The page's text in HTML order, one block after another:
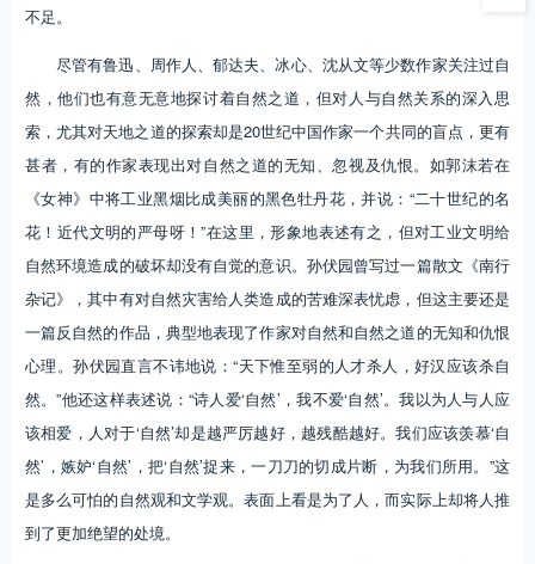
不足。
尽管有鲁迅、周作人、郁达夫、冰心、沈从文等少数作家关注过自
然，他们也有意无意地探讨着自然之道，但对人与自然关系的深入思
索，尤其对天地之道的探索却是20世纪中国作家一个共同的盲点，更有
甚者，有的作家表现出对自然之道的无知、忽视及仇恨。如郭沫若在
《女神》中将工业黑烟比成美丽的黑色牡丹花，并说：“二十世纪的名
花！近代文明的严母呀！”在这里，形象地表述有之，但对工业文明给
自然环境造成的破坏却没有自觉的意识。孙伏园曾写过一篇散文《南行
杂记》，其中有对自然灾害给人类造成的苦难深表忧虑，但这主要还是
一篇反自然的作品，典型地表现了作家对自然和自然之道的无知和仇恨
心理。孙伏园直言不讳地说：“天下惟至弱的人才杀人，好汉应该杀自
然。”他还这样表述说：“诗人爱‘自然’，我不爱‘自然’。我以为人与人应
该相爱，人对于‘自然’却是越严厉越好，越残酷越好。我们应该羡慕‘自
然’，嫉妒‘自然’，把‘自然’捉来，一刀刀的切成片断，为我们所用。”这
是多么可怕的自然观和文学观。表面上看是为了人，而实际上却将人推
到了更加绝望的处境。